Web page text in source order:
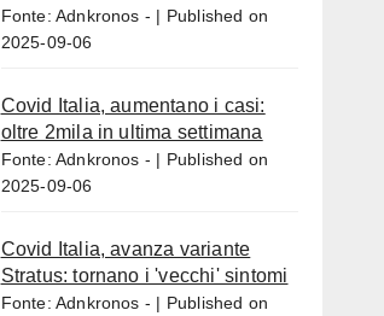
Fonte: Adnkronos -
Published on
2025-09-06
Covid Italia, aumentano i casi:
oltre 2mila in ultima settimana
Fonte: Adnkronos -
Published on
2025-09-06
Covid Italia, avanza variante
Stratus: tornano i 'vecchi' sintomi
Fonte: Adnkronos -
Published on